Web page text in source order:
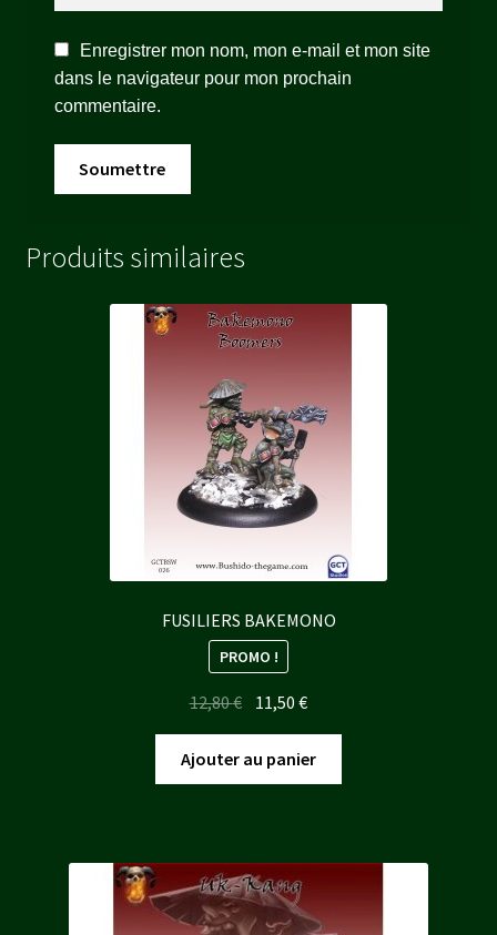
Enregistrer mon nom, mon e-mail et mon site
dans le navigateur pour mon prochain
commentaire.
Produits similaires
FUSILIERS BAKEMONO
PROMO !
12,80€ Le
prix
initial
était :
11,50€Le
prix
actuel
est :
Ajouter au panier